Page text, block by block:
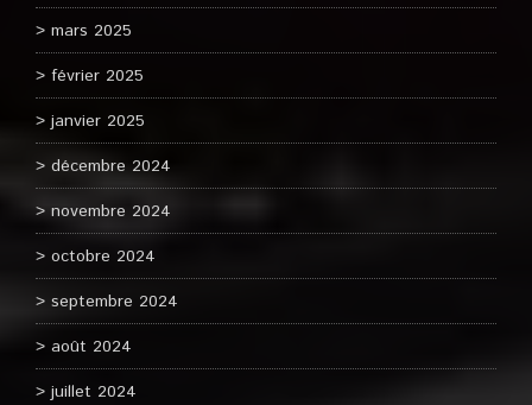
mars 2025
février 2025
janvier 2025
décembre 2024
novembre 2024
octobre 2024
septembre 2024
août 2024
juillet 2024